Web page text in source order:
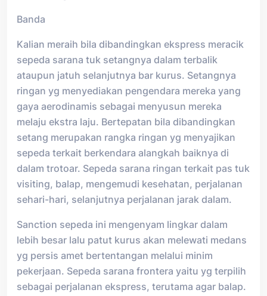
Banda
Kalian meraih bila dibandingkan ekspress meracik
sepeda sarana tuk setangnya dalam terbalik
ataupun jatuh selanjutnya bar kurus. Setangnya
ringan yg menyediakan pengendara mereka yang
gaya aerodinamis sebagai menyusun mereka
melaju ekstra laju. Bertepatan bila dibandingkan
setang merupakan rangka ringan yg menyajikan
sepeda terkait berkendara alangkah baiknya di
dalam trotoar. Sepeda sarana ringan terkait pas tuk
visiting, balap, mengemudi kesehatan, perjalanan
sehari-hari, selanjutnya perjalanan jarak dalam.
Sanction sepeda ini mengenyam lingkar dalam
lebih besar lalu patut kurus akan melewati medans
yg persis amet bertentangan melalui minim
pekerjaan. Sepeda sarana frontera yaitu yg terpilih
sebagai perjalanan ekspress, terutama agar balap.